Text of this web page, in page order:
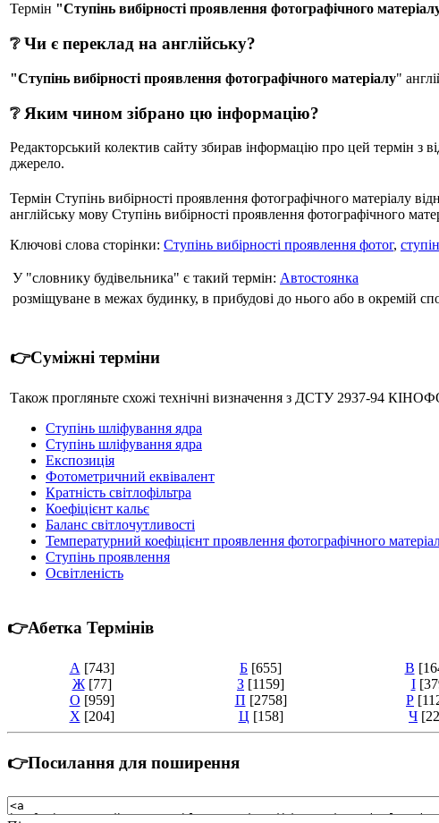
Термін "Ступінь вибірності проявлення фотографічного
❔ Чи є переклад на англійську?
"Ступінь вибірності проявлення фотографічного матеріалу"
❔ Яким чином зібрано цю інформацію?
Редакторський колектив сайту збирав інформацію про цей термін з
джерело.
Термін Ступінь вибірності проявлення фотографічного матеріалу
англійську мову Ступінь вибірності проявлення фотографічного
Ключові слова сторінки: Ступінь вибірності проявлення фотог,
У "словнику будівельника" є такий термін: Автостоянка
розміщуване в межах будинку, в прибудові до нього або в окремій
👉Суміжні терміни
Також прогляньте схожі технічні визначення з ДСТУ 2937-94
Ступінь шліфування ядра
Ступінь шліфування ядра
Експозиція
Фотометричний еквівалент
Кратність світлофільтра
Коефіцієнт кальє
Баланс світлочутливості
Температурний коефіцієнт проявлення фотографічного
Ступінь проявлення
Освітленість
👉Абетка Термінів
А [743] Б [655] В
Ж [77] З [1159] І
О [959] П [2758] Р
Х [204] Ц [158] Ч
👉Посилання для поширення